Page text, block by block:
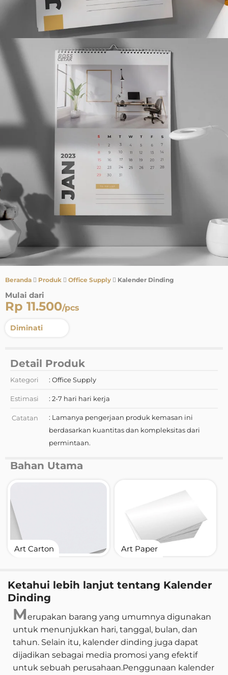
Beranda Produk Office Supply Kalender Dinding
Mulai dari
Rp 11.500/pcs
Diminati
Detail Produk
Kategori : Office Supply
Estimasi : 2-7 hari hari kerja
Catatan
: Lamanya pengerjaan produk kemasan ini
berdasarkan kuantitas dan kompleksitas dari
permintaan.
Bahan Utama
Art Carton Art Paper
Ketahui lebih lanjut tentang Kalender
Dinding
Merupakan barang yang umumnya digunakan
untuk menunjukkan hari, tanggal, bulan, dan
tahun. Selain itu, kalender dinding juga dapat
dijadikan sebagai media promosi yang efektif
untuk sebuah perusahaan.Penggunaan kalender